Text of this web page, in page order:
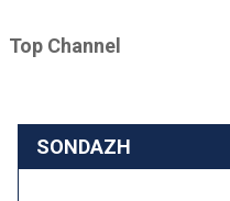
Top Channel
SONDAZH